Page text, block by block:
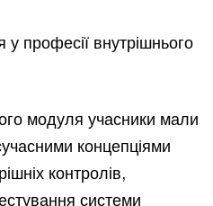
у професії внутрішнього
модуля учасники мали
концепціями
контролів,
системи